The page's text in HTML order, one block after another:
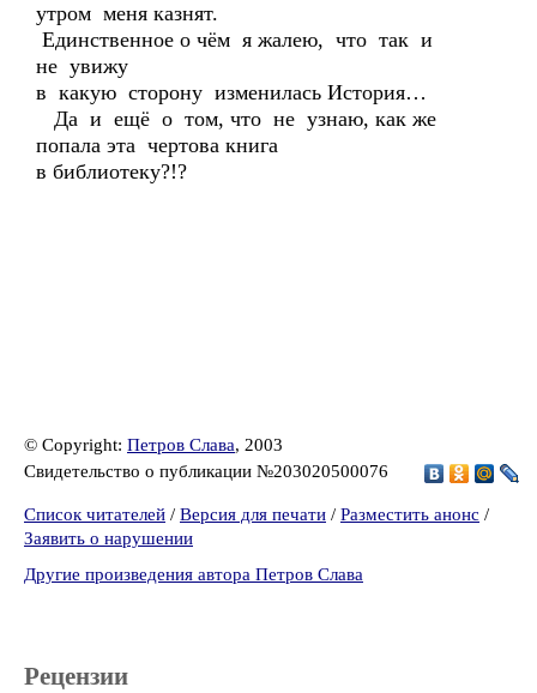
утром меня казнят.
Единственное о чём я жалею, что так и
не увижу
в какую сторону изменилась История…
Да и ещё о том, что не узнаю, как же
попала эта чертова книга
в библиотеку?!?
© Copyright: Петров Слава, 2003
Свидетельство о публикации №203020500076
Список читателей / Версия для печати / Разместить анонс /
Заявить о нарушении
Другие произведения автора Петров Слава
Рецензии